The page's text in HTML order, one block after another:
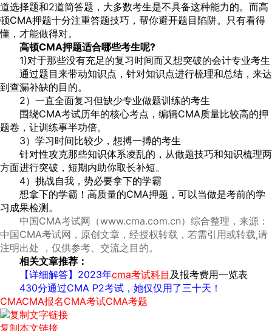
道选择题和2道简答题，大多数考生是不具备这种能力的。而高
顿CMA押题十分注重答题技巧，帮你避开题目陷阱。只有看得
懂，才能做得对。
高顿CMA押题适合哪些考生呢?
1)对于那些没有充足的复习时间而又想突破的会计专业考生
通过题目来带动知识点，针对知识点进行梳理和总结，来达
到查漏补缺的目的。
2）一直全面复习但缺少专业做题训练的考生
围绕CMA考试历年的核心考点，编辑CMA质量比较高的押
题卷，让训练事半功倍。
3）学习时间比较少，想搏一搏的考生
针对性攻克那些知识体系凌乱的，从做题技巧和知识梳理两
方面进行突破，短期内助你取长补短。
4）挑战自我，势必要拿下的学霸
想拿下的学霸！高质量的CMA押题，可以当做是考前的学
习成果检测。
中国CMA考试网（www.cma.com.cn）综合整理，来源：
中国CMA考试网，原创文章，经授权转载，若需引用或转载,请
注明出处 ，仅供参考、交流之目的。
相关文章推荐：
【详细解答】2023年cma考试科目 及报考费用一览表
430分通过CMA P2考试，她仅仅用了三十天！
CMACMA报名CMA考试CMA考题
复制本文链接